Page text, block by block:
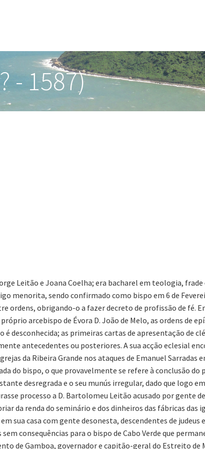
- 1587)
Leitão e Joana Coelha; era bacharel em teologia,
menorita, sendo confirmado como bispo em 6 de
ordens, obrigando-o a fazer decreto de profissão de fé.
arcebispo de Évora D. João de Melo, as ordens de
desconhecida; as primeiras cartas de apresentação de
antecedentes ou posteriores. A sua acção eclesial
da Ribeira Grande nos ataques de Emanuel Sarradas
do bispo, o que provavelmente se refere à conclusão do
desregrada e o seu munús irregular, dado que logo
processo a D. Bartolomeu Leitão acusado por gente
da renda do seminário e dos dinheiros das fábricas das
sua casa com gente desonesta, descendentes de judeus
consequências para o bispo de Cabo Verde que
de Gamboa, governador e capitão-geral do Estreito de